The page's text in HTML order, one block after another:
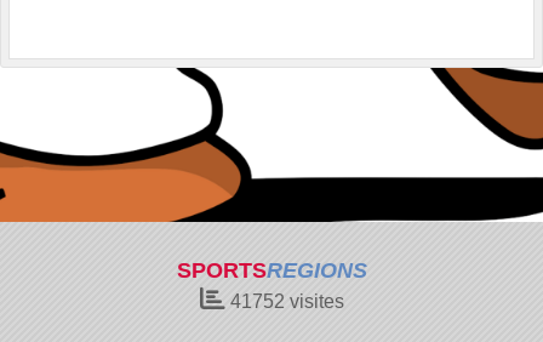
SPORTSREGIONS
41752 visites